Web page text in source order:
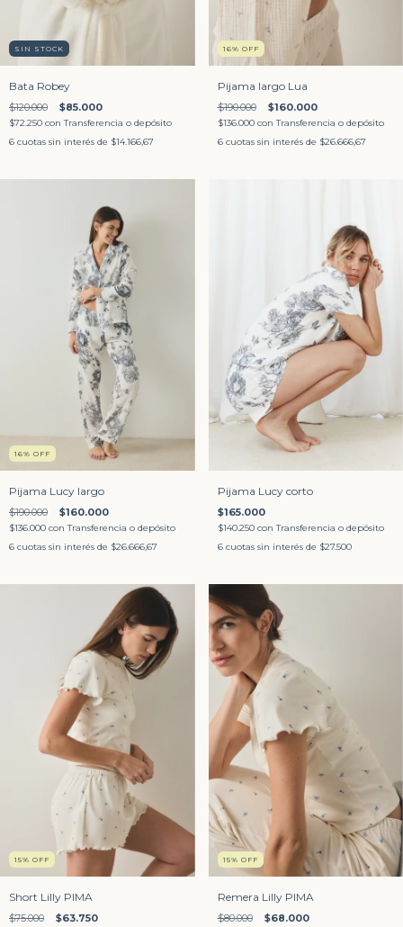
SIN STOCK
Bata Robey
$120.000 $85.000
$72.250 con Transferencia o depósito
6 cuotas sin interés de $14.166,67
16% OFF
Pijama largo Lua
$190.000 $160.000
$136.000 con Transferencia o depósito
6 cuotas sin interés de $26.666,67
16% OFF
Pijama Lucy largo
$190.000 $160.000
$136.000 con Transferencia o depósito
6 cuotas sin interés de $26.666,67
Pijama Lucy corto
$165.000
$140.250 con Transferencia o depósito
6 cuotas sin interés de $27.500
15% OFF
Short Lilly PIMA
$75.000 $63.750
15% OFF
Remera Lilly PIMA
$80.000 $68.000